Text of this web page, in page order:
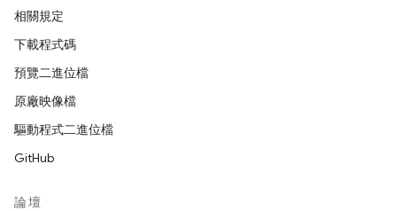
相關規定
下載程式碼
預覽二進位檔
原廠映像檔
驅動程式二進位檔
GitHub
論壇